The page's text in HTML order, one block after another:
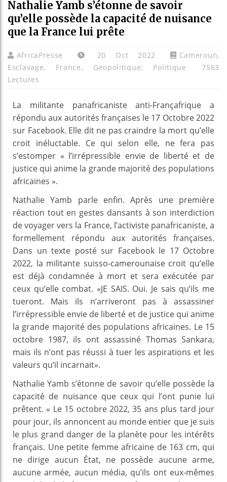
Nathalie Yamb s’étonne de savoir
qu’elle possède la capacité de nuisance
que la France lui prête
AfricaPresse 20 Oct 2022 Cameroun,
Esclavage, France, Geopolitique, Politique
7563
Lectures
La militante panafricaniste anti-Françafrique a
répondu aux autorités françaises le 17 Octobre 2022
sur Facebook. Elle dit ne pas craindre la mort qu’elle
croit inéluctable. Ce qui selon elle, ne fera pas
s’estomper « l’irrépressible envie de liberté et de
justice qui anime la grande majorité des populations
africaines ».
Nathalie Yamb parle enfin. Après une première
réaction tout en gestes dansants à son interdiction
de voyager vers la France, l’activiste panafricaniste, a
formellement répondu aux autorités françaises.
Dans un texte posté sur Facebook le 17 Octobre
2022, la militante suisso-camerounaise croit qu’elle
est déjà condamnée à mort et sera exécutée par
ceux qu’elle combat. «JE SAIS. Oui. Je sais qu’ils me
tueront. Mais ils n’arriveront pas à assassiner
l’irrépressible envie de liberté et de justice qui anime
la grande majorité des populations africaines. Le 15
octobre 1987, ils ont assassiné Thomas Sankara,
mais ils n’ont pas réussi à tuer les aspirations et les
valeurs qu’il incarnait».
Nathalie Yamb s’étonne de savoir qu’elle possède la
capacité de nuisance que ceux qui l’ont punie lui
prêtent. « Le 15 octobre 2022, 35 ans plus tard jour
pour jour, ils annoncent au monde entier que je suis
le plus grand danger de la planète pour les intérêts
français. Une petite femme africaine de 163 cm, qui
ne dirige aucun État, ne possède aucune arme,
aucune armée, aucun média, qu’ils ont eux-mêmes